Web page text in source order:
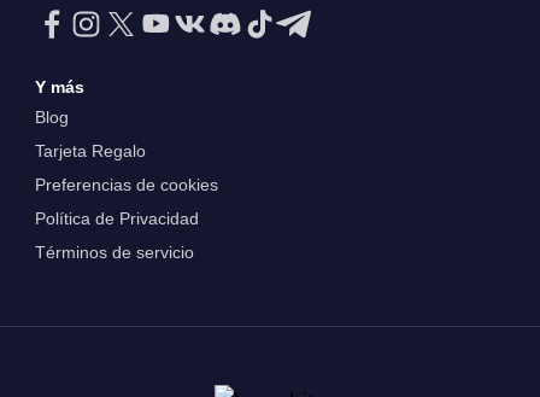
Y más
Blog
Tarjeta Regalo
Preferencias de cookies
Política de Privacidad
Términos de servicio